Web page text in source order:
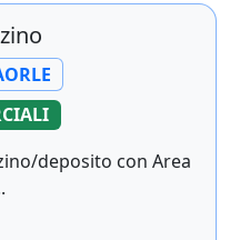
deposito con Area